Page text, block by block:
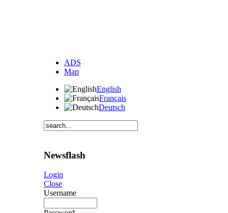
ADS
Map
English
Français
Deutsch
Newsflash
Login
Close
Username